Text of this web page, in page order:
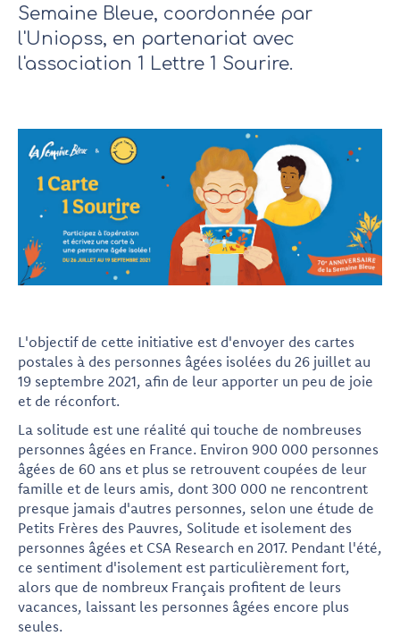
Semaine Bleue, coordonnée par
l'Uniopss, en partenariat avec
l'association 1 Lettre 1 Sourire.
L'objectif de cette initiative est d'envoyer des cartes
postales à des personnes âgées isolées du 26 juillet au
19 septembre 2021, afin de leur apporter un peu de joie
et de réconfort.
La solitude est une réalité qui touche de nombreuses
personnes âgées en France. Environ 900 000 personnes
âgées de 60 ans et plus se retrouvent coupées de leur
famille et de leurs amis, dont 300 000 ne rencontrent
presque jamais d'autres personnes, selon une étude de
Petits Frères des Pauvres, Solitude et isolement des
personnes âgées et CSA Research en 2017. Pendant l'été,
ce sentiment d'isolement est particulièrement fort,
alors que de nombreux Français profitent de leurs
vacances, laissant les personnes âgées encore plus
seules.